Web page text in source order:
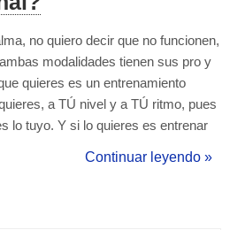
no quiero decir que no funcionen,
modalidades tienen sus pro y
quieres es un entrenamiento
a TÚ nivel y a TÚ ritmo, pues
lo tuyo. Y si lo quieres es entrenar
niveles, el entrenamiento grupal...
Continuar leyendo »